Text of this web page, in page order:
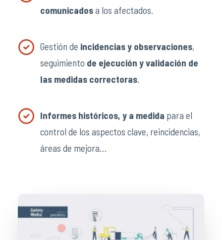
comunicadosa los afectados.
Gestión de incidencias y observaciones,
seguimiento de ejecución y validación de
las medidas correctoras.
Informes históricos, y a medida para el
control de los aspectos clave, reincidencias,
áreas de mejora…